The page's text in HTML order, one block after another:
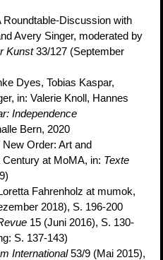
Roundtable-Discussion with
Avery Singer, moderated by
Kunst33/127 (September
Dyes, Tobias Kaspar,
in: Valerie Knoll, Hannes
Independence
Bern, 2020
Order: Art and
at MoMA, in: Texte
Fahrenholz at mumok,
2018), S. 196-200
15 (Juni 2016), S. 130-
S. 137-143)
International53/9 (Mai 2015),